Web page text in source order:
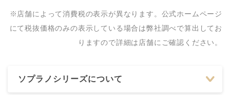
容皮膚科 美容外科
03-5859-0732
※店舗によって消費税の表示が異なります。公式ホームページ
にて税抜価格のみの表示している場合は弊社調べで算出してお
りますので詳細は店舗にご確認ください。
ソプラノシリーズについて